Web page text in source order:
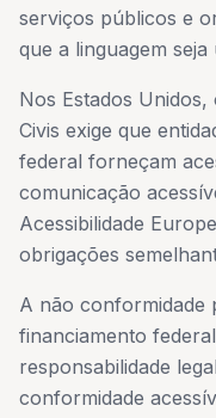
serviços públicos e
que a linguagem
Nos Estados
Civis exige que
federal forneçam
comunicação
Acessibilidade
obrigações
A não conformidade
financiamento
responsabilidade
conformidade